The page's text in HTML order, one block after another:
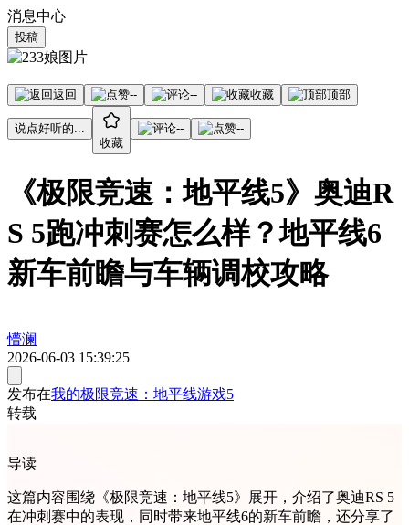
消息中心
投稿
返回 -- -- 收藏 顶部
说点好听的...
收藏
-- --
《极限竞速：地平线5》奥迪R
S 5跑冲刺赛怎么样？地平线6
新车前瞻与车辆调校攻略
懵澜
2026-06-03 15:39:25
发布在我的极限竞速：地平线游戏5
转载
导读
这篇内容围绕《极限竞速：地平线5》展开，介绍了奥迪RS 5
在冲刺赛中的表现，同时带来地平线6的新车前瞻，还分享了